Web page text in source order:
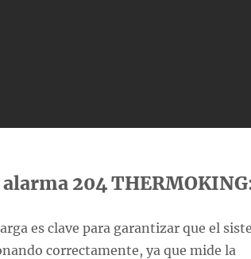
204
es clave para garantizar que el
correctamente, ya que mide la